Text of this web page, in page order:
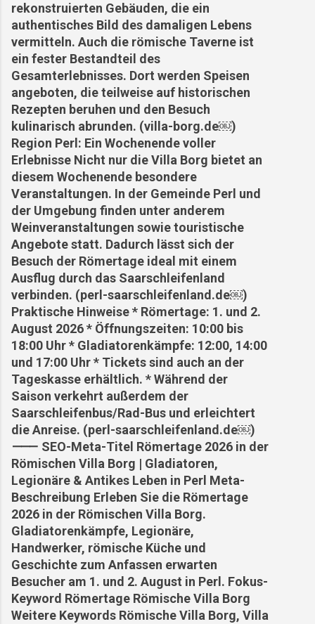
rekonstruierten Gebäuden, die ein
authentisches Bild des damaligen Lebens
vermitteln. Auch die römische Taverne ist
ein fester Bestandteil des
Gesamterlebnisses. Dort werden Speisen
angeboten, die teilweise auf historischen
Rezepten beruhen und den Besuch
kulinarisch abrunden. (villa-borg.de⁠￼)
Region Perl: Ein Wochenende voller
Erlebnisse Nicht nur die Villa Borg bietet an
diesem Wochenende besondere
Veranstaltungen. In der Gemeinde Perl und
der Umgebung finden unter anderem
Weinveranstaltungen sowie touristische
Angebote statt. Dadurch lässt sich der
Besuch der Römertage ideal mit einem
Ausflug durch das Saarschleifenland
verbinden. (perl-saarschleifenland.de⁠￼)
Praktische Hinweise * Römertage: 1. und 2.
August 2026 * Öffnungszeiten: 10:00 bis
18:00 Uhr * Gladiatorenkämpfe: 12:00, 14:00
und 17:00 Uhr * Tickets sind auch an der
Tageskasse erhältlich. * Während der
Saison verkehrt außerdem der
Saarschleifenbus/Rad-Bus und erleichtert
die Anreise. (perl-saarschleifenland.de⁠￼)
⸻ SEO-Meta-Titel Römertage 2026 in der
Römischen Villa Borg | Gladiatoren,
Legionäre & Antikes Leben in Perl Meta-
Beschreibung Erleben Sie die Römertage
2026 in der Römischen Villa Borg.
Gladiatorenkämpfe, Legionäre,
Handwerker, römische Küche und
Geschichte zum Anfassen erwarten
Besucher am 1. und 2. August in Perl. Fokus-
Keyword Römertage Römische Villa Borg
Weitere Keywords Römische Villa Borg, Villa